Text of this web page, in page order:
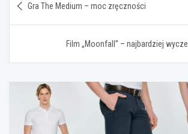
wpisu
Gra The Medium – moc zręczności
Film „Moonfall” – najbardziej